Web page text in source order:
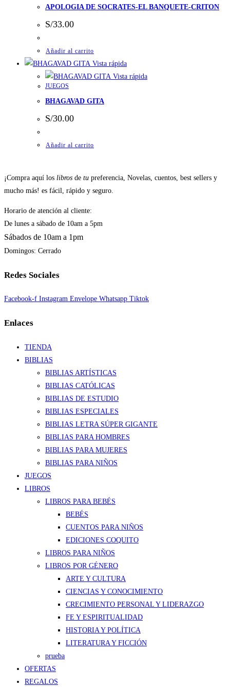
APOLOGIA DE SOCRATES-EL BANQUETE-CRITON
S/33.00
Añadir al carrito
Vista rápida
Vista rápida
JUEGOS
BHAGAVAD GITA
S/30.00
Añadir al carrito
¡Compra aquí los libros de tu preferencia, Novelas, cuentos, best sellers y
mucho más! es fácil, rápido y seguro.
Horario de atención al cliente:
De lunes a sábado de 10am a 5pm
Sábados de 10am a 1pm
Domingos: Cerrado
Redes Sociales
Facebook-f Instagram Envelope Whatsapp Tiktok
Enlaces
TIENDA
BIBLIAS
BIBLIAS ARTÍSTICAS
BIBLIAS CATÓLICAS
BIBLIAS DE ESTUDIO
BIBLIAS ESPECIALES
BIBLIAS LETRA SÚPER GIGANTE
BIBLIAS PARA HOMBRES
BIBLIAS PARA MUJERES
BIBLIAS PARA NIÑOS
JUEGOS
LIBROS
LIBROS PARA BEBÉS
BEBÉS
CUENTOS PARA NIÑOS
EDICIONES COQUITO
LIBROS PARA NIÑOS
LIBROS POR GÉNERO
ARTE Y CULTURA
CIENCIAS Y CONOCIMIENTO
CRECIMIENTO PERSONAL Y LIDERAZGO
FE Y ESPIRITUALIDAD
HISTORIA Y POLÍTICA
LITERATURA Y FICCIÓN
prueba
OFERTAS
REGALOS